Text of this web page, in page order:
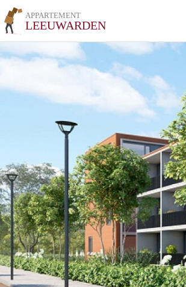
APPARTEMENT
LEEUWARDEN